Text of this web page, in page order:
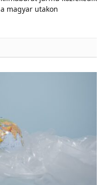
a magyar utakon